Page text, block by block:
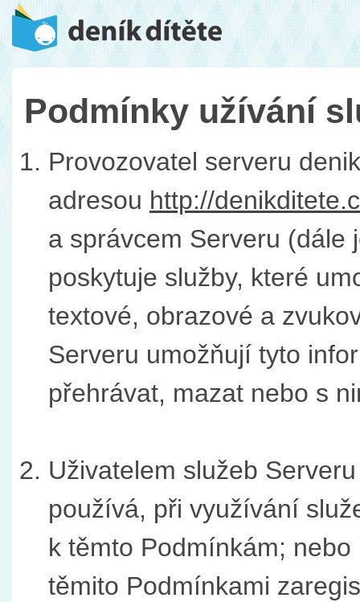
Podmínky užívání
Provozovatel serveru
adresou http://
a správcem Serveru (dále
poskytuje služby, které
textové, obrazové a
Serveru umožňují tyto
přehrávat, mazat nebo s
Uživatelem služeb
používá, při využívání
k těmto Podmínkám;
těmito Podmínkami